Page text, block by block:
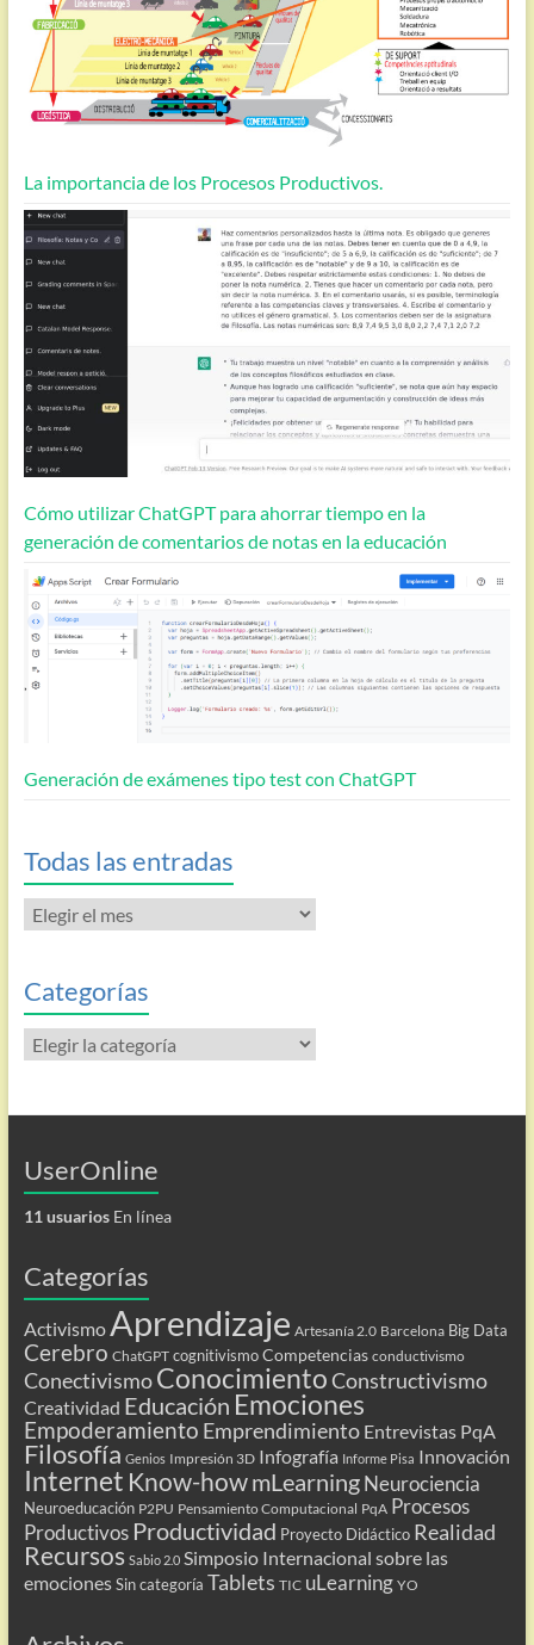
La importancia de los Procesos Productivos.
Cómo utilizar ChatGPT para ahorrar tiempo en la
generación de comentarios de notas en la educación
Generación de exámenes tipo test con ChatGPT
Todas las entradas
Todas
las
Categorías
Categorías
UserOnline
11 usuariosEn línea
Categorías
ActivismoAprendizaje Artesanía 2.0 Barcelona Big Data
Cerebro ChatGPT cognitivismo Competencias conductivismo
ConectivismoConocimientoConstructivismo
Creatividad Educación Emociones
Empoderamiento Emprendimiento Entrevistas PqA
Filosofía Genios Impresión 3D Infografía Informe Pisa Innovación
Internet Know-howmLearning Neurociencia
Neuroeducación P2PU Pensamiento Computacional PqA Procesos
Productivos Productividad Proyecto Didáctico Realidad
Recursos Sabio 2.0 Simposio Internacional sobre las
emociones Sin categoría Tablets TIC uLearning YO